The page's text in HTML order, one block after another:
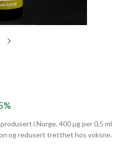
i Norge. 400 µg per 0,5 ml
og redusert tretthet hos voksne.